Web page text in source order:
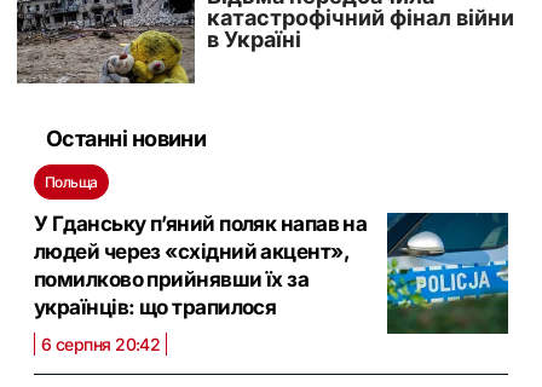
Останні новини
Польща
У Гданську п’яний поляк напав на
людей через «східний акцент»,
помилково прийнявши їх за
українців: що трапилося
6 серпня 20:42